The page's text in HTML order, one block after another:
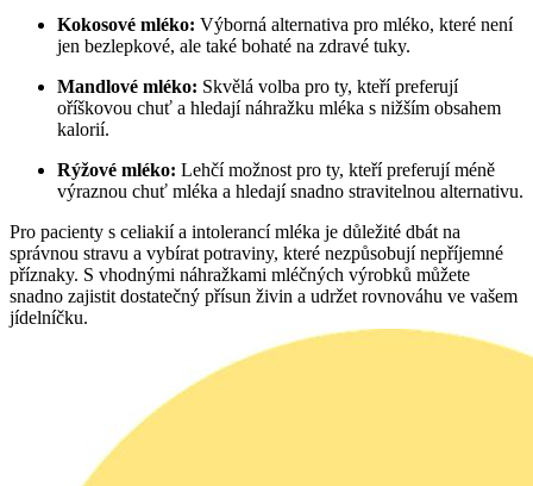
Kokosové mléko: Výborná alternativa pro mléko, které není
jen bezlepkové, ale také bohaté na zdravé tuky.
Mandlové mléko: Skvělá volba pro ty, kteří preferují
oříškovou chuť a hledají náhražku mléka s nižším obsahem
kalorií.
Rýžové mléko: Lehčí možnost pro ty, kteří preferují méně
výraznou chuť mléka a hledají snadno stravitelnou alternativu.
Pro pacienty s celiakií a intolerancí mléka je důležité dbát na
správnou stravu a vybírat potraviny, které nezpůsobují nepříjemné
příznaky. S vhodnými náhražkami mléčných výrobků můžete
snadno zajistit dostatečný přísun živin a udržet rovnováhu ve vašem
jídelníčku.